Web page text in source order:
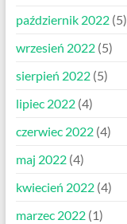
październik 2022(5)
wrzesień 2022(5)
sierpień 2022(5)
lipiec 2022(4)
czerwiec 2022(4)
maj 2022(4)
kwiecień 2022(4)
marzec 2022(1)